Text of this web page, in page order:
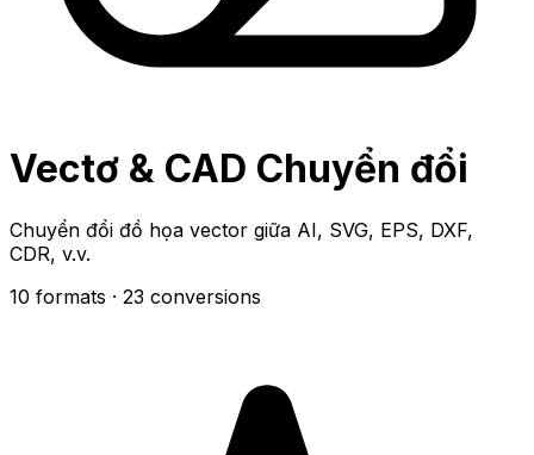
Vectơ & CAD Chuyển đổi
Chuyển đổi đồ họa vector giữa AI, SVG, EPS, DXF,
CDR, v.v.
10 formats · 23 conversions